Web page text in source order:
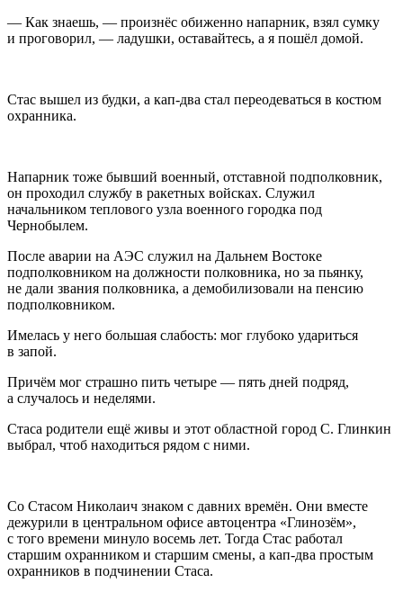
— Как знаешь, — произнёс обиженно напарник, взял сумку
и проговорил, — ладушки, оставайтесь, а я пошёл домой.
Стас вышел из будки, а кап-два стал переодеваться в костюм
охранника.
Напарник тоже бывший военный, отставной подполковник,
он проходил службу в ракетных войсках. Служил
начальником теплового узла военного городка под
Чернобылем.
После аварии на АЭС служил на Дальнем Востоке
подполковником на должности полковника, но за пьянку,
не дали звания полковника, а демобилизовали на пенсию
подполковником.
Имелась у него большая слабость: мог глубоко удариться
в запой.
Причём мог страшно пить четыре — пять дней подряд,
а случалось и неделями.
Стаса родители ещё живы и этот областной город С. Глинкин
выбрал, чтоб находиться рядом с ними.
Со Стасом Николаич знаком с давних времён. Они вместе
дежурили в центральном офисе автоцентра «Глинозём»,
с того времени минуло восемь лет. Тогда Стас работал
старшим охранником и старшим смены, а кап-два простым
охранников в подчинении Стаса.